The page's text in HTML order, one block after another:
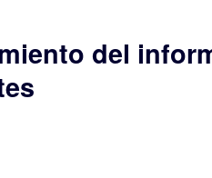
del